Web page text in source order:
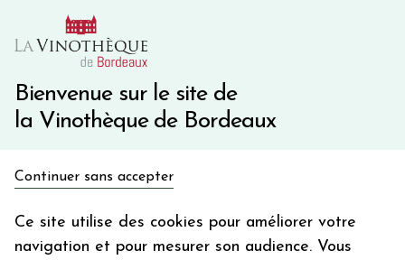
Bienvenue sur le site de
la Vinothèque de Bordeaux
Continuer sans accepter
Ce site utilise des cookies pour améliorer votre
navigation et pour mesurer son audience. Vous
10€ de remise immédiate sur votre première commande
Une question ?
en bon d'achat
Votre